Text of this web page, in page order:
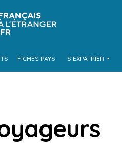
FICHES PAYS S’EXPATRIER